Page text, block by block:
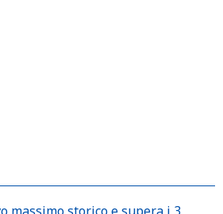
massimo storico e supera i 3